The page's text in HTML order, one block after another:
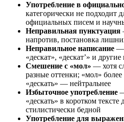
Употребление в
категорически не подходит
официальных писем и
Неправильная пунктуация
напротив, постановка
Неправильное написание —
«дескат», «дескат’» и
Смешение с «мол» — хотя
разные оттенки; «мол»
«дескать» — нейтральнее
Избыточное употребление
«дескать» в коротком
стилистически бедной
Употребление для